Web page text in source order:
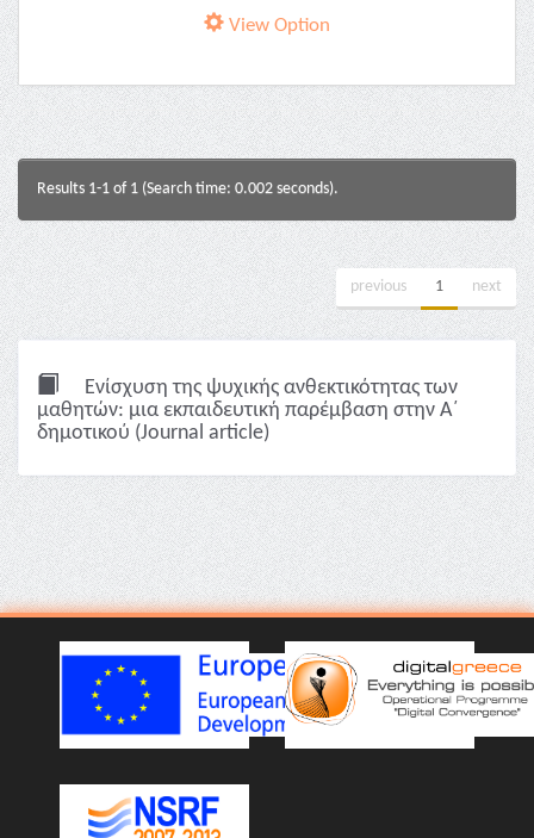
View Option
Results 1-1 of 1 (Search time: 0.002 seconds).
previous 1 next
Ενίσχυση της ψυχικής ανθεκτικότητας των
μαθητών: μια εκπαιδευτική παρέμβαση στην Α΄
δημοτικού (Journal article)